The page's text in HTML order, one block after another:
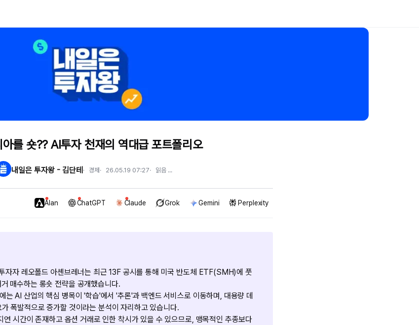
아를 숏?? AI투자 천재의 역대급 포트폴리오
내일은 투자왕 - 김단테 경제 26.05.19 07:27 읽음 ...
Alan ChatGPT Claude Grok Gemini Perplexity
자자 레오폴드 아셴브레너는 최근 13F 공시를 통해 미국 반도체 ETF(SMH)에 풋
매수하는 롱숏 전략을 공개했습니다.
는 AI 산업의 핵심 병목이 '학습'에서 '추론'과 백엔드 서비스로 이동하며, 대용량 데
폭발적으로 증가할 것이라는 분석이 자리하고 있습니다.
시간이 존재하고 옵션 거래로 인한 착시가 있을 수 있으므로, 맹목적인 추종보다